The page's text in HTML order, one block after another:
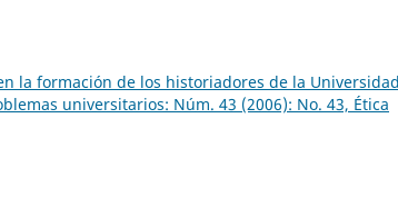
la formación de los historiadores de la Universidad
universitarios: Núm. 43 (2006): No. 43, Ética